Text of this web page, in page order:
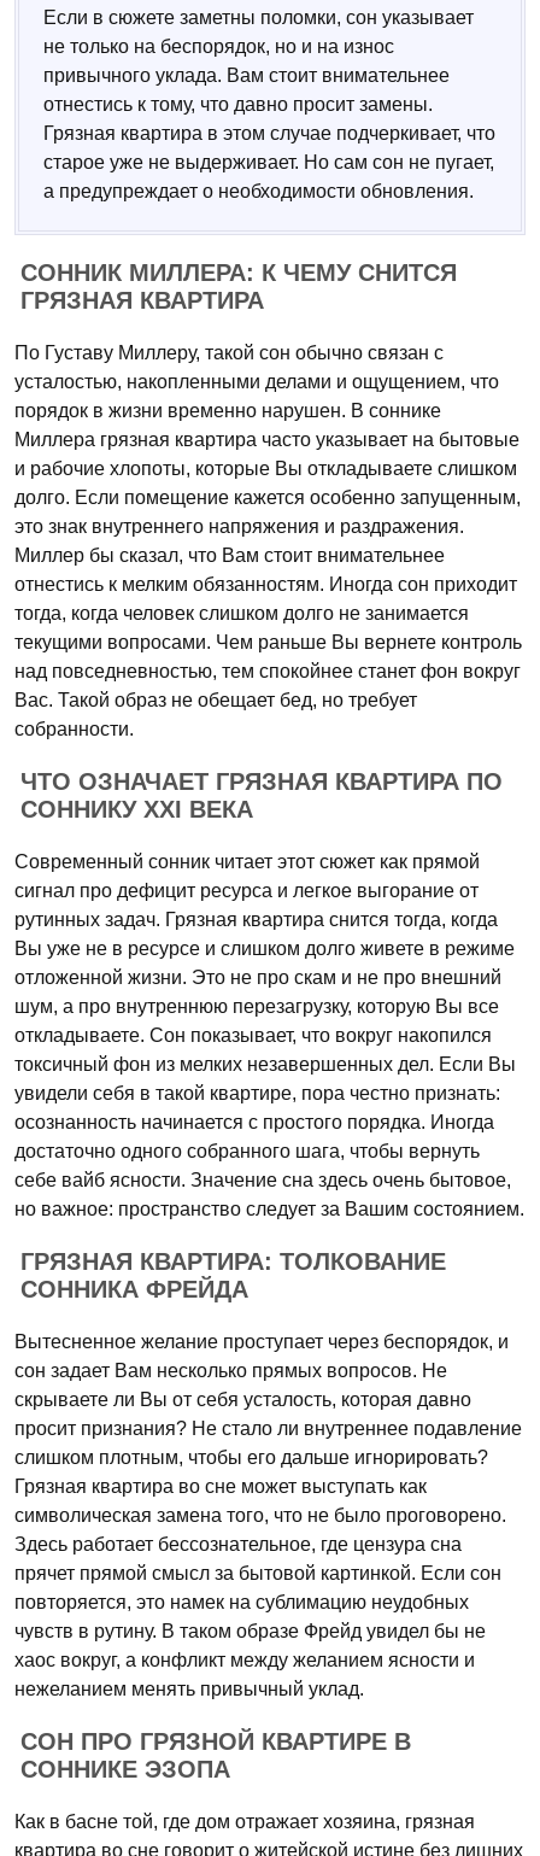
Если в сюжете заметны поломки, сон указывает
не только на беспорядок, но и на износ
привычного уклада. Вам стоит внимательнее
отнестись к тому, что давно просит замены.
Грязная квартира в этом случае подчеркивает, что
старое уже не выдерживает. Но сам сон не пугает,
а предупреждает о необходимости обновления.
СОННИК МИЛЛЕРА: К ЧЕМУ СНИТСЯ
ГРЯЗНАЯ КВАРТИРА
По Густаву Миллеру, такой сон обычно связан с
усталостью, накопленными делами и ощущением, что
порядок в жизни временно нарушен. В соннике
Миллера грязная квартира часто указывает на бытовые
и рабочие хлопоты, которые Вы откладываете слишком
долго. Если помещение кажется особенно запущенным,
это знак внутреннего напряжения и раздражения.
Миллер бы сказал, что Вам стоит внимательнее
отнестись к мелким обязанностям. Иногда сон приходит
тогда, когда человек слишком долго не занимается
текущими вопросами. Чем раньше Вы вернете контроль
над повседневностью, тем спокойнее станет фон вокруг
Вас. Такой образ не обещает бед, но требует
собранности.
ЧТО ОЗНАЧАЕТ ГРЯЗНАЯ КВАРТИРА ПО
СОННИКУ XXI ВЕКА
Современный сонник читает этот сюжет как прямой
сигнал про дефицит ресурса и легкое выгорание от
рутинных задач. Грязная квартира снится тогда, когда
Вы уже не в ресурсе и слишком долго живете в режиме
отложенной жизни. Это не про скам и не про внешний
шум, а про внутреннюю перезагрузку, которую Вы все
откладываете. Сон показывает, что вокруг накопился
токсичный фон из мелких незавершенных дел. Если Вы
увидели себя в такой квартире, пора честно признать:
осознанность начинается с простого порядка. Иногда
достаточно одного собранного шага, чтобы вернуть
себе вайб ясности. Значение сна здесь очень бытовое,
но важное: пространство следует за Вашим состоянием.
ГРЯЗНАЯ КВАРТИРА: ТОЛКОВАНИЕ
СОННИКА ФРЕЙДА
Вытесненное желание проступает через беспорядок, и
сон задает Вам несколько прямых вопросов. Не
скрываете ли Вы от себя усталость, которая давно
просит признания? Не стало ли внутреннее подавление
слишком плотным, чтобы его дальше игнорировать?
Грязная квартира во сне может выступать как
символическая замена того, что не было проговорено.
Здесь работает бессознательное, где цензура сна
прячет прямой смысл за бытовой картинкой. Если сон
повторяется, это намек на сублимацию неудобных
чувств в рутину. В таком образе Фрейд увидел бы не
хаос вокруг, а конфликт между желанием ясности и
нежеланием менять привычный уклад.
СОН ПРО ГРЯЗНОЙ КВАРТИРЕ В
СОННИКЕ ЭЗОПА
Как в басне той, где дом отражает хозяина, грязная
квартира во сне говорит о житейской истине без лишних